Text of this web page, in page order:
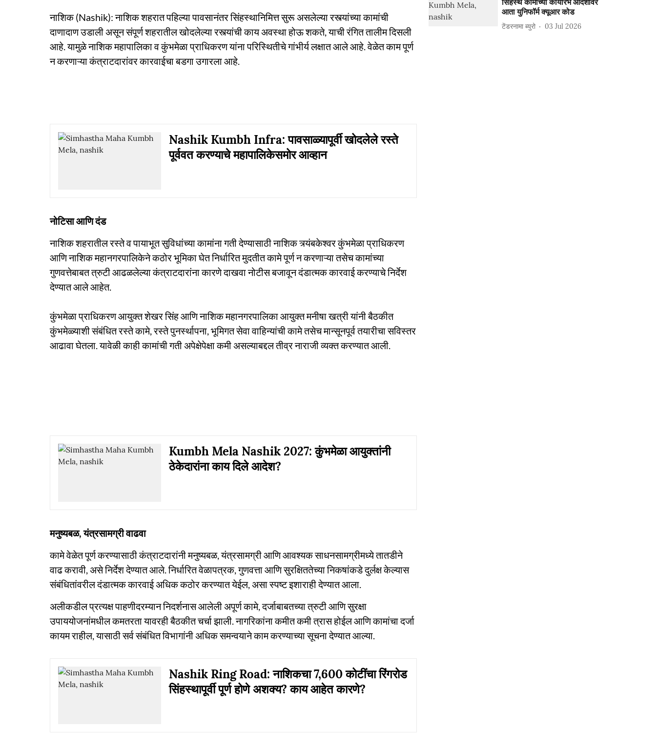
नाशिक (Nashik): नाशिक शहरात पहिल्या पावसानंतर सिंहस्थानिमित्त सुरू असलेल्या रस्त्यांच्या कामांची
दाणादाण उडाली असून संपूर्ण शहरातील खोदलेल्या रस्त्यांची काय अवस्था होऊ शकते, याची रंगित तालीम दिसली
आहे. यामुळे नाशिक महापालिका व कुंभमेळा प्राधिकरण यांना परिस्थितीचे गांभीर्य लक्षात आले आहे. वेळेत काम पूर्ण
न करणाऱ्या कंत्राटदारांवर कारवाईचा बडगा उगारला आहे.
Nashik Kumbh Infra: पावसाळ्यापूर्वी खोदलेले रस्ते
पूर्ववत करण्याचे महापालिकेसमोर आव्हान
नोटिसा आणि दंड
नाशिक शहरातील रस्ते व पायाभूत सुविधांच्या कामांना गती देण्यासाठी नाशिक त्र्यंबकेश्वर कुंभमेळा प्राधिकरण
आणि नाशिक महानगरपालिकेने कठोर भूमिका घेत निर्धारित मुदतीत कामे पूर्ण न करणाऱ्या तसेच कामांच्या
गुणवत्तेबाबत त्रुटी आढळलेल्या कंत्राटदारांना कारणे दाखवा नोटीस बजावून दंडात्मक कारवाई करण्याचे निर्देश
देण्यात आले आहेत.
कुंभमेळा प्राधिकरण आयुक्त शेखर सिंह आणि नाशिक महानगरपालिका आयुक्त मनीषा खत्री यांनी बैठकीत
कुंभमेळ्याशी संबंधित रस्ते कामे, रस्ते पुनर्स्थापना, भूमिगत सेवा वाहिन्यांची कामे तसेच मान्सूनपूर्व तयारीचा सविस्तर
आढावा घेतला. यावेळी काही कामांची गती अपेक्षेपेक्षा कमी असल्याबद्दल तीव्र नाराजी व्यक्त करण्यात आली.
Kumbh Mela Nashik 2027: कुंभमेळा आयुक्तांनी
ठेकेदारांना काय दिले आदेश?
मनुष्यबळ, यंत्रसामग्री वाढवा
कामे वेळेत पूर्ण करण्यासाठी कंत्राटदारांनी मनुष्यबळ, यंत्रसामग्री आणि आवश्यक साधनसामग्रीमध्ये तातडीने
वाढ करावी, असे निर्देश देण्यात आले. निर्धारित वेळापत्रक, गुणवत्ता आणि सुरक्षिततेच्या निकषांकडे दुर्लक्ष केल्यास
संबंधितांवरील दंडात्मक कारवाई अधिक कठोर करण्यात येईल, असा स्पष्ट इशाराही देण्यात आला.
अलीकडील प्रत्यक्ष पाहणीदरम्यान निदर्शनास आलेली अपूर्ण कामे, दर्जाबाबतच्या त्रुटी आणि सुरक्षा
उपाययोजनांमधील कमतरता यावरही बैठकीत चर्चा झाली. नागरिकांना कमीत कमी त्रास होईल आणि कामांचा दर्जा
कायम राहील, यासाठी सर्व संबंधित विभागांनी अधिक समन्वयाने काम करण्याच्या सूचना देण्यात आल्या.
Nashik Ring Road: नाशिकचा 7,600 कोटींचा रिंगरोड
सिंहस्थापूर्वी पूर्ण होणे अशक्य? काय आहेत कारणे?
सिंहस्थ कामांच्या कार्यारंभ आदेशांवर
आता युनिफॉर्म क्यूआर कोड
टेंडरनामा ब्युरो 03 Jul 2026